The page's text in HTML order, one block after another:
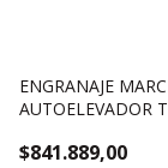
ENGRANAJE
AUTOELEVADOR
$841.889,00